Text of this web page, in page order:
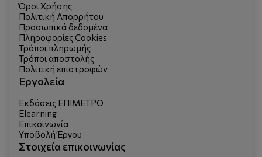
Όροι Χρήσης
Πολιτική Απορρήτου
Προσωπικά δεδομένα
Πληροφορίες Cookies
Τρόποι πληρωμής
Τρόποι αποστολής
Πολιτική επιστροφών
Εργαλεία
Εκδόσεις ΕΠΙΜΕΤΡΟ
Elearning
Επικοινωνία
Υποβολή Έργου
Στοιχεία επικοινωνίας